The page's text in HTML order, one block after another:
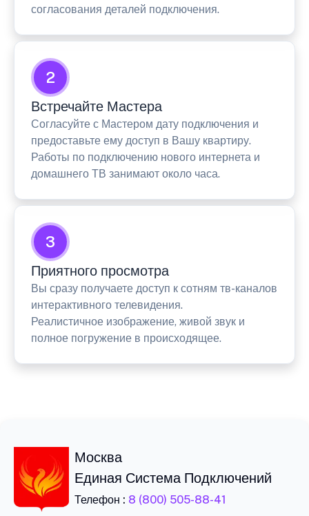
согласования деталей подключения.
2
Встречайте Мастера
Согласуйте с Мастером дату подключения и
предоставьте ему доступ в Вашу квартиру.
Работы по подключению нового интернета и
домашнего ТВ занимают около часа.
3
Приятного просмотра
Вы сразу получаете доступ к сотням тв-каналов
интерактивного телевидения.
Реалистичное изображение, живой звук и
полное погружение в происходящее.
Москва
Единая Система Подключений
Телефон : 8 (800) 505-88-41